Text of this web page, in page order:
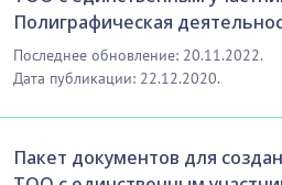
Полиграфическая
Последнее обновление: 20.11.2022.
Дата публикации: 22.12.2020.
Пакет документов для